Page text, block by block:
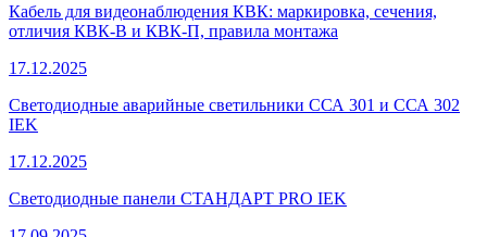
Кабель для видеонаблюдения КВК: маркировка, сечения,
отличия КВК-В и КВК-П, правила монтажа
17.12.2025
Светодиодные аварийные светильники ССА 301 и ССА 302
IEK
17.12.2025
Светодиодные панели СТАНДАРТ PRO IEK